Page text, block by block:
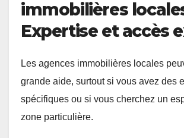
immobilières
Expertise et accès
Les agences immobilières locales
grande aide, surtout si vous avez des
spécifiques ou si vous cherchez un
zone particulière.